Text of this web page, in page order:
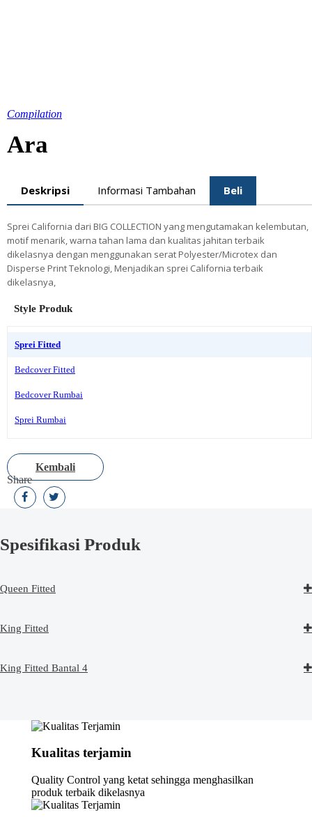
Compilation
Ara
Deskripsi Informasi Tambahan Beli
Sprei California dari BIG COLLECTION yang mengutamakan kelembutan,
motif menarik, warna tahan lama dan kualitas jahitan terbaik
dikelasnya dengan menggunakan serat Polyester/Microtex dan
Disperse Print Teknologi, Menjadikan sprei California terbaik
dikelasnya,
Style Produk
Sprei Fitted
Bedcover Fitted
Bedcover Rumbai
Sprei Rumbai
Kembali
Share
Spesifikasi Produk
Queen Fitted
King Fitted
King Fitted Bantal 4
Kualitas terjamin
Quality Control yang ketat sehingga menghasilkan
produk terbaik dikelasnya